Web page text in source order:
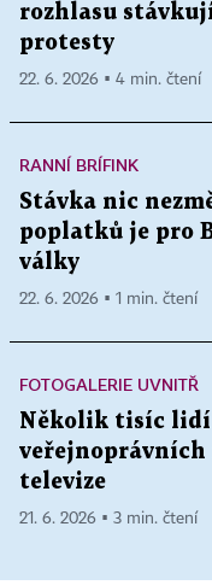
rozhlasu
protesty
22. 6. 2026 ▪ 4 min. čtení
RANNÍ BRÍFINK
Stávka nic
poplatků je pro
války
22. 6. 2026 ▪ 1 min. čtení
FOTOGALERIE UVNITŘ
Několik tisíc lidí
veřejnoprávních
televize
21. 6. 2026 ▪ 3 min. čtení